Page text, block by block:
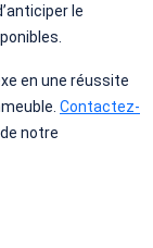
le
en une réussite
Contactez-
notre